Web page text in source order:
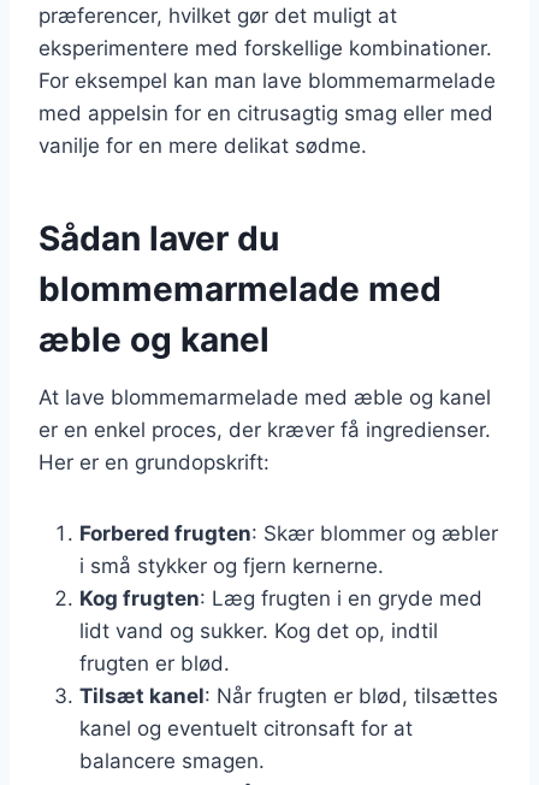
præferencer, hvilket gør det muligt at
eksperimentere med forskellige kombinationer.
For eksempel kan man lave blommemarmelade
med appelsin for en citrusagtig smag eller med
vanilje for en mere delikat sødme.
Sådan laver du
blommemarmelade med
æble og kanel
At lave blommemarmelade med æble og kanel
er en enkel proces, der kræver få ingredienser.
Her er en grundopskrift:
Forbered frugten: Skær blommer og æbler
i små stykker og fjern kernerne.
Kog frugten: Læg frugten i en gryde med
lidt vand og sukker. Kog det op, indtil
frugten er blød.
Tilsæt kanel: Når frugten er blød, tilsættes
kanel og eventuelt citronsaft for at
balancere smagen.